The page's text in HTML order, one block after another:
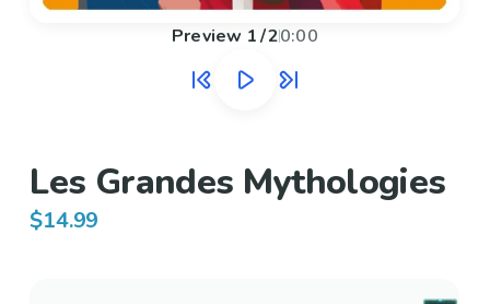
Preview 1/20:00
Les Grandes Mythologies
$14.99